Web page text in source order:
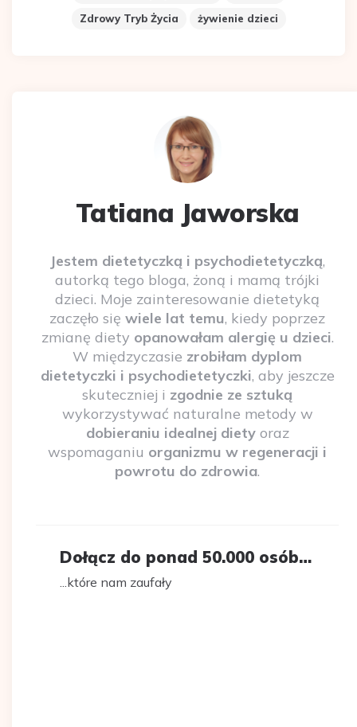
Zdrowy Tryb Życia
żywienie dzieci
Tatiana Jaworska
Jestem dietetyczką i psychodietetyczką,
autorką tego bloga, żoną i mamą trójki
dzieci. Moje zainteresowanie dietetyką
zaczęło się wiele lat temu, kiedy poprzez
zmianę diety opanowałam alergię u dzieci.
W międzyczasie zrobiłam dyplom
dietetyczki i psychodietetyczki, aby jeszcze
skuteczniej i zgodnie ze sztuką
wykorzystywać naturalne metody w
dobieraniu idealnej dietyoraz
wspomaganiu organizmu w regeneracji i
powrotu do zdrowia.
Dołącz do ponad 50.000 osób…
...które nam zaufały